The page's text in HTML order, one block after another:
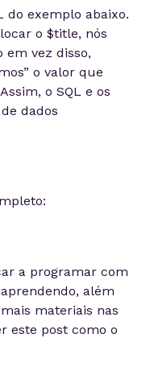
do exemplo abaixo.
o $title, nós
em vez disso,
o valor que
o SQL e os
dados
a programar com
além
materiais nas
este post como o